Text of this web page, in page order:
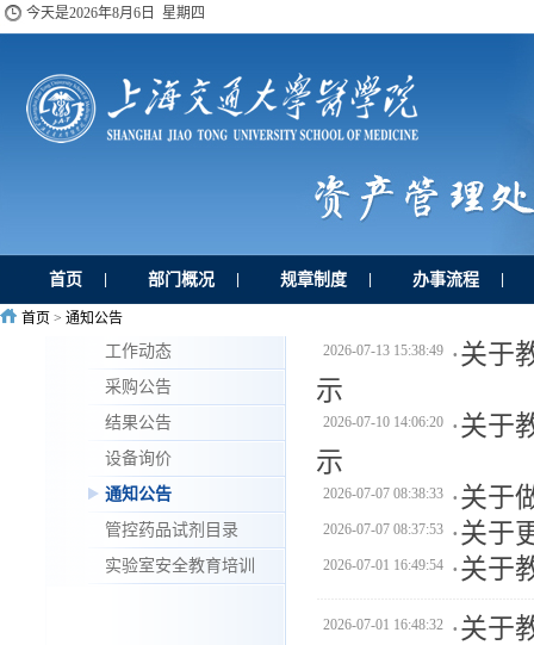
今天是2026年8月6日 星期四
首页 部门概况 规章制度 办事流程
首页 > 通知公告
工作动态
采购公告
结果公告
设备询价
通知公告
管控药品试剂目录
实验室安全教育培训
2026-07-13 15:38:49 ·关于
示
2026-07-10 14:06:20 ·关于
示
2026-07-07 08:38:33 ·关于
2026-07-07 08:37:53 ·关于
2026-07-01 16:49:54 ·关于
2026-07-01 16:48:32 ·关于